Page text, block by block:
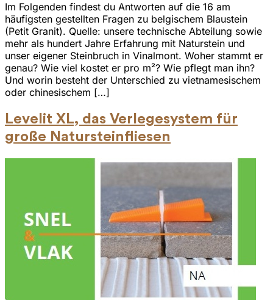
Im Folgenden findest du Antworten auf die 16 am
häufigsten gestellten Fragen zu belgischem Blaustein
(Petit Granit). Quelle: unsere technische Abteilung sowie
mehr als hundert Jahre Erfahrung mit Naturstein und
unser eigener Steinbruch in Vinalmont. Woher stammt er
genau? Wie viel kostet er pro m²? Wie pflegt man ihn?
Und worin besteht der Unterschied zu vietnamesischem
oder chinesischem […]
Levelit XL, das Verlegesystem für
große Natursteinfliesen